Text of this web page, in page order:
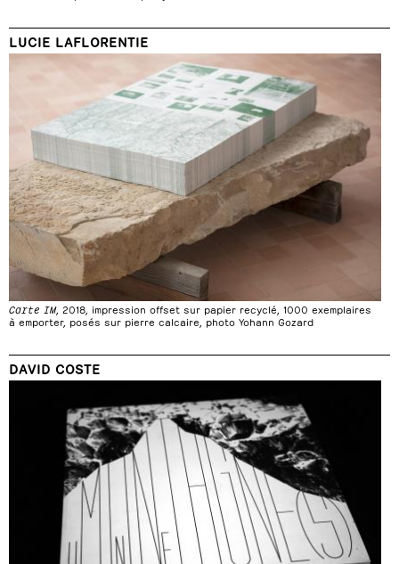
LUCIE LAFLORENTIE
Carte IM, 2018, impression offset sur papier recyclé, 1000 exemplaires
à emporter, posés sur pierre calcaire, photo Yohann Gozard
DAVID COSTE